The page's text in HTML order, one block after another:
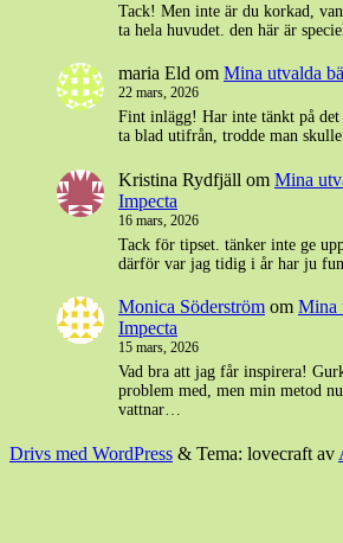
Tack! Men inte är du korkad,
ta hela huvudet. den här är
maria Eld om Mina utvalda
22 mars, 2026
Fint inlägg! Har inte tänkt på det
ta blad utifrån, trodde man
Kristina Rydfjäll om Mina
Impecta
16 mars, 2026
Tack för tipset. tänker inte ge
därför var jag tidig i år har ju
Monica Söderström om Mina
Impecta
15 mars, 2026
Vad bra att jag får inspirera!
problem med, men min metod
vattnar…
Drivs med WordPress & Tema: lovecraft av